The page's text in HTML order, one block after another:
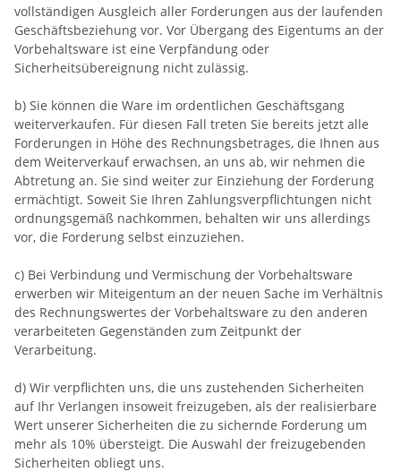
vollständigen Ausgleich aller Forderungen aus der laufenden
Geschäftsbeziehung vor. Vor Übergang des Eigentums an der
Vorbehaltsware ist eine Verpfändung oder
Sicherheitsübereignung nicht zulässig.
b) Sie können die Ware im ordentlichen Geschäftsgang
weiterverkaufen. Für diesen Fall treten Sie bereits jetzt alle
Forderungen in Höhe des Rechnungsbetrages, die Ihnen aus
dem Weiterverkauf erwachsen, an uns ab, wir nehmen die
Abtretung an. Sie sind weiter zur Einziehung der Forderung
ermächtigt. Soweit Sie Ihren Zahlungsverpflichtungen nicht
ordnungsgemäß nachkommen, behalten wir uns allerdings
vor, die Forderung selbst einzuziehen.
c) Bei Verbindung und Vermischung der Vorbehaltsware
erwerben wir Miteigentum an der neuen Sache im Verhältnis
des Rechnungswertes der Vorbehaltsware zu den anderen
verarbeiteten Gegenständen zum Zeitpunkt der
Verarbeitung.
d) Wir verpflichten uns, die uns zustehenden Sicherheiten
auf Ihr Verlangen insoweit freizugeben, als der realisierbare
Wert unserer Sicherheiten die zu sichernde Forderung um
mehr als 10% übersteigt. Die Auswahl der freizugebenden
Sicherheiten obliegt uns.